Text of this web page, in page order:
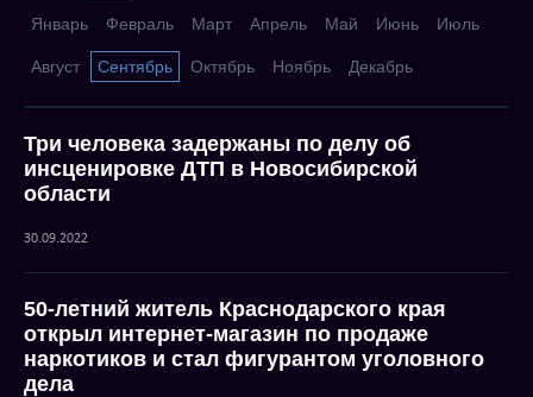
Январь Февраль Март Апрель Май Июнь Июль
Август Сентябрь Октябрь Ноябрь Декабрь
Три человека задержаны по делу об
инсценировке ДТП в Новосибирской
области
30.09.2022
50-летний житель Краснодарского края
открыл интернет-магазин по продаже
наркотиков и стал фигурантом уголовного
дела